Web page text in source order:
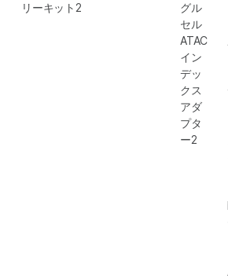
リーキット2
グル
セル
ATAC
イン
デッ
クス
アダ
プタ
ー2